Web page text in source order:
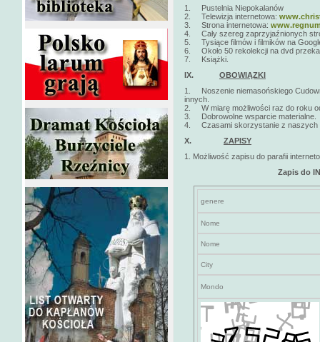
1. Pustelnia Niepokalanów
2. Telewizja internetowa:
3. Strona internetowa:
4. Cały szereg zaprzyjaźnionych
5. Tysiące filmów i filmików na
6. Około 50 rekolekcji na dvd
7. Książki.
IX.
OBOWIĄZKI
1. Noszenie niemasońskiego
innych.
2. W miarę możliwości raz do roku
3. Dobrowolne wsparcie materialne.
4. Czasami skorzystanie z naszych
X. ZAPISY
1. Możliwość zapisu do parafii
Zapis do
genere
Nome
Nome
City
Mondo